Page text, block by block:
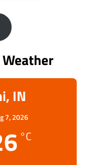
IN
7, 2026
°C